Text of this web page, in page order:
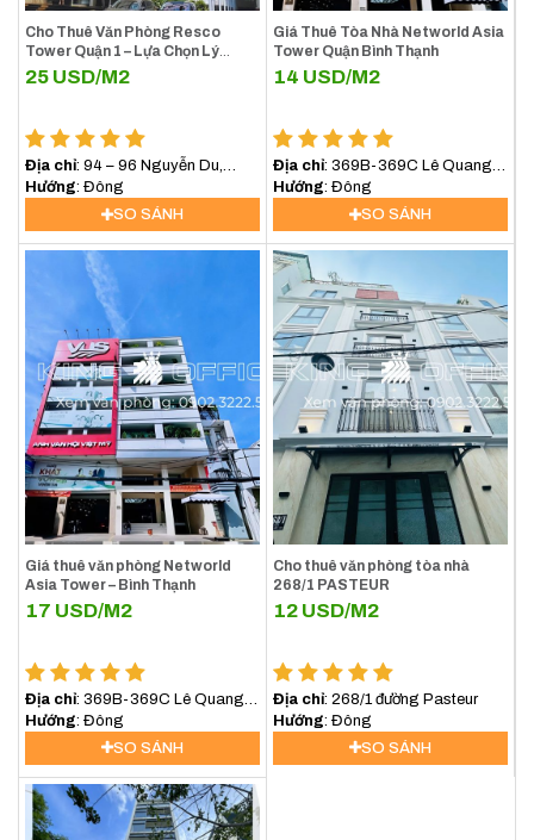
Cho Thuê Văn Phòng Resco
Tower Quận 1 – Lựa Chọn Lý
Tưởng Cho Doanh Nghiệp Tại
Trung Tâm TP.HCM
25 USD/M2
Địa chỉ: 94 – 96 Nguyễn Du,
Phường Sài Gòn (Phường Bến
Nghé, Quận 1)
Hướng : Đông
SO SÁNH
Giá Thuê Tòa Nhà Networld Asia
Tower Quận Bình Thạnh
14 USD/M2
Địa chỉ: 369B-369C Lê Quang
Định, Phường Bình Lợi Trung,
(Bình Thạnh) TP.HCM
Hướng : Đông
SO SÁNH
Giá thuê văn phòng Networld
Asia Tower – Bình Thạnh
17 USD/M2
Địa chỉ: 369B-369C Lê Quang
Định, Phường Bình lợi
Trung,TP.HCM
Hướng : Đông
SO SÁNH
Cho thuê văn phòng tòa nhà
268/1 PASTEUR
12 USD/M2
Địa chỉ: 268/1 đường Pasteur
Hướng : Đông
SO SÁNH